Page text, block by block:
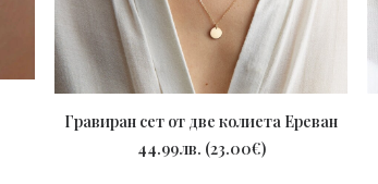
Гравиран сет от две колиета Ереван
44.99лв. (23.00€)